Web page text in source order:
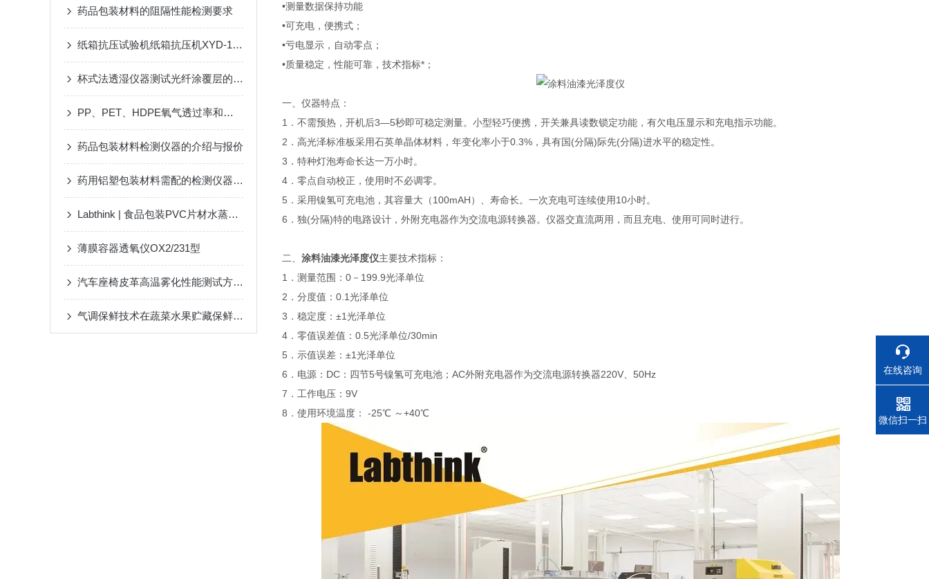
药品包装材料的阻隔性能检测要求
纸箱抗压试验机纸箱抗压机XYD-15K
杯式法透湿仪器测试光纤涂覆层的水蒸气透过率
PP、PET、HDPE氧气透过率和水蒸气透过率对比
药品包装材料检测仪器的介绍与报价
药用铝塑包装材料需配的检测仪器方案
Labthink | 食品包装PVC片材水蒸气透过量测试仪的技术说明
薄膜容器透氧仪OX2/231型
汽车座椅皮革高温雾化性能测试方法与仪器
气调保鲜技术在蔬菜水果贮藏保鲜上的应用与检测
•测量数据保持功能
•可充电，便携式；
•亏电显示，自动零点；
•质量稳定，性能可靠，技术指标*；
一、仪器特点：
1．不需预热，开机后3—5秒即可稳定测量。小型轻巧便携，开关兼具读数锁定功能，有欠电压显示和充电指示功能。
2．高光泽标准板采用石英单晶体材料，年变化率小于0.3%，具有国(分隔)际先(分隔)进水平的稳定性。
3．特种灯泡寿命长达一万小时。
4．零点自动校正，使用时不必调零。
5．采用镍氢可充电池，其容量大（100mAH）、寿命长。一次充电可连续使用10小时。
6．独(分隔)特的电路设计，外附充电器作为交流电源转换器。仪器交直流两用，而且充电、使用可同时进行。
二、 涂料油漆光泽度仪主要技术指标：
1．测量范围：0－199.9光泽单位
2．分度值：0.1光泽单位
3．稳定度：±1光泽单位
4．零值误差值：0.5光泽单位/30min
5．示值误差：±1光泽单位
6．电源：DC：四节5号镍氢可充电池；AC外附充电器作为交流电源转换器220V、50Hz
7．工作电压：9V
8．使用环境温度： -25℃ ～+40℃
在线咨询
电话
微信扫一扫